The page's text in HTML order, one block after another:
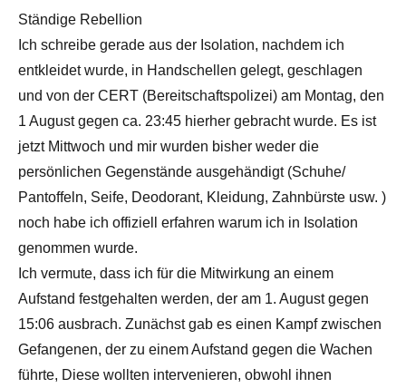
Ständige Rebellion
Ich schreibe gerade aus der Isolation, nachdem ich
entkleidet wurde, in Handschellen gelegt, geschlagen
und von der CERT (Bereitschaftspolizei) am Montag, den
1 August gegen ca. 23:45 hierher gebracht wurde. Es ist
jetzt Mittwoch und mir wurden bisher weder die
persönlichen Gegenstände ausgehändigt (Schuhe/
Pantoffeln, Seife, Deodorant, Kleidung, Zahnbürste usw. )
noch habe ich offiziell erfahren warum ich in Isolation
genommen wurde.
Ich vermute, dass ich für die Mitwirkung an einem
Aufstand festgehalten werden, der am 1. August gegen
15:06 ausbrach. Zunächst gab es einen Kampf zwischen
Gefangenen, der zu einem Aufstand gegen die Wachen
führte, Diese wollten intervenieren, obwohl ihnen